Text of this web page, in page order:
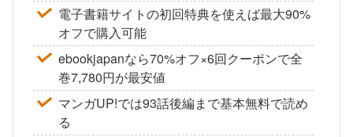
電子書籍サイトの初回特典を使えば最大90%
オフで購入可能
ebookjapanなら70%オフ×6回クーポンで全
巻7,780円が最安値
マンガUP!では93話後編まで基本無料で読め
る